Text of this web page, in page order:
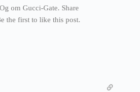
om Gucci-Gate. Share
the first to like this post.